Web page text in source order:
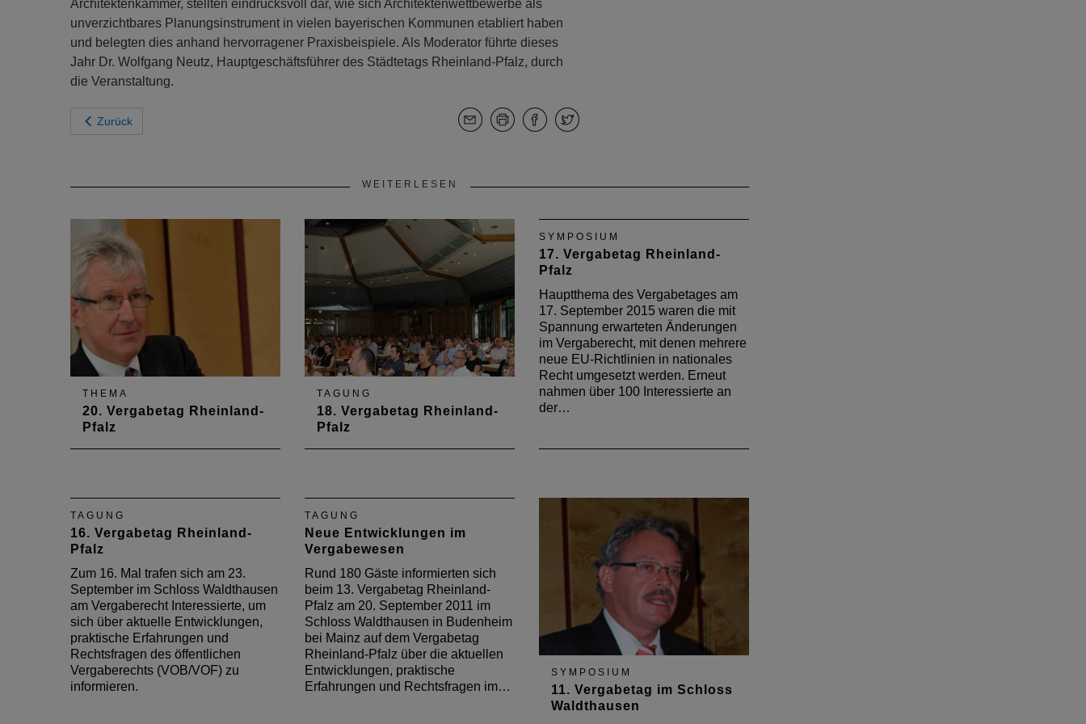
Architektenkammer, stellten eindrucksvoll dar, wie sich Architektenwettbewerbe als
unverzichtbares Planungsinstrument in vielen bayerischen Kommunen etabliert haben
und belegten dies anhand hervorragener Praxisbeispiele. Als Moderator führte dieses
Jahr Dr. Wolfgang Neutz, Hauptgeschäftsführer des Städtetags Rheinland-Pfalz, durch
die Veranstaltung.
Zurück
WEITERLESEN
THEMA
20. Vergabetag Rheinland-
Pfalz
kommunalen Spitzenverbände –
Gemeinde- und Städtebund,
Landkreistag und Städtetag –
sowie der Architektenkammer
und…
TAGUNG
18. Vergabetag Rheinland-
Pfalz
Entwicklungen, praktischen
Erfahrungen und Rechtsfragen
im öffentlichen Vergaberecht
informieren.
SYMPOSIUM
17. Vergabetag Rheinland-
Pfalz
Hauptthema des Vergabetages am
17. September 2015 waren die mit
Spannung erwarteten Änderungen
im Vergaberecht, mit denen mehrere
neue EU-Richtlinien in nationales
Recht umgesetzt werden. Erneut
nahmen über 100 Interessierte an
der…
TAGUNG
16. Vergabetag Rheinland-
Pfalz
Zum 16. Mal trafen sich am 23.
September im Schloss Waldthausen
am Vergaberecht Interessierte, um
sich über aktuelle Entwicklungen,
praktische Erfahrungen und
Rechtsfragen des öffentlichen
Vergaberechts (VOB/VOF) zu
informieren.
TAGUNG
Neue Entwicklungen im
Vergabewesen
Rund 180 Gäste informierten sich
beim 13. Vergabetag Rheinland-
Pfalz am 20. September 2011 im
Schloss Waldthausen in Budenheim
bei Mainz auf dem Vergabetag
Rheinland-Pfalz über die aktuellen
Entwicklungen, praktische
Erfahrungen und Rechtsfragen im…
SYMPOSIUM
11. Vergabetag im Schloss
Waldthausen